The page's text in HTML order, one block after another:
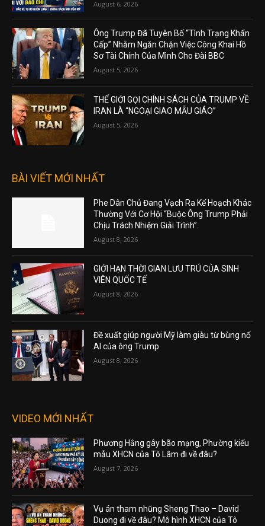
August 6, 2026
Ông Trump Đã Tuyên Bố “Tình Trạng Khẩn
Cấp” Nhằm Ngăn Chặn Việc Công Khai Hồ
Sơ Tài Chính Của Mình Cho Đài BBC
August 5, 2026
THẾ GIỚI GỌI CHÍNH SÁCH CỦA TRUMP VỀ
IRAN LÀ “NGOẠI GIAO MẪU GIÁO”
August 5, 2026
BÀI VIẾT MỚI NHẤT
Phe Dân Chủ Đang Vạch Ra Kế Hoạch Khác
Thường Với Cơ Hội “Buộc Ông Trump Phải
Chịu Trách Nhiệm Giải Trình”.
August 8, 2026
GIỚI HẠN THỜI GIAN LƯU TRÚ CỦA SINH
VIÊN QUỐC TẾ
August 8, 2026
Đề xuất giúp người Mỹ làm giàu từ bùng nổ
AI của ông Trump
August 8, 2026
VIDEO MỚI NHẤT
Phương Hằng gây bão mạng, Phường kiểu
mẫu XHCN của Tô Lâm đi về đâu?
August 7, 2026
Vụ án tham nhũng Sheng Thao – David
Duong đi về đâu? Mô hình XHCN của Tô